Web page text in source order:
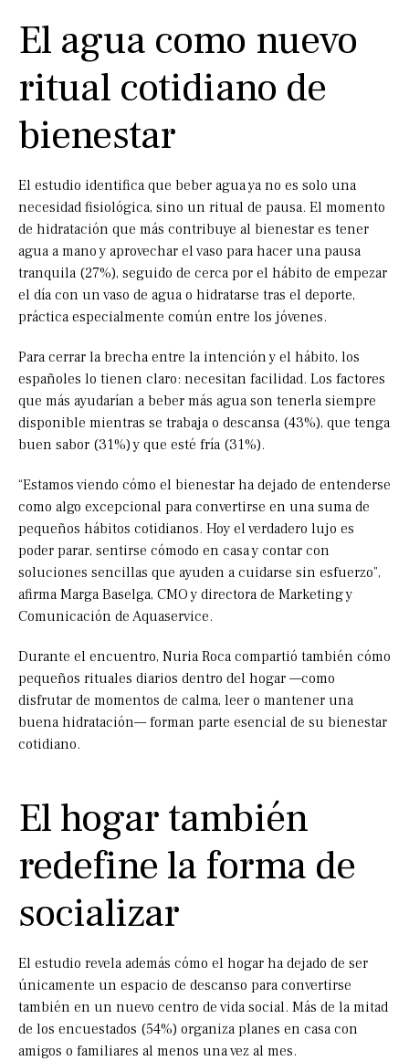
El agua como nuevo
ritual cotidiano de
bienestar
El estudio identifica que beber agua ya no es solo una
necesidad fisiológica, sino un ritual de pausa. El momento
de hidratación que más contribuye al bienestar es tener
agua a mano y aprovechar el vaso para hacer una pausa
tranquila (27%), seguido de cerca por el hábito de empezar
el día con un vaso de agua o hidratarse tras el deporte,
práctica especialmente común entre los jóvenes.
Para cerrar la brecha entre la intención y el hábito, los
españoles lo tienen claro: necesitan facilidad. Los factores
que más ayudarían a beber más agua son tenerla siempre
disponible mientras se trabaja o descansa (43%), que tenga
buen sabor (31%) y que esté fría (31%).
“Estamos viendo cómo el bienestar ha dejado de entenderse
como algo excepcional para convertirse en una suma de
pequeños hábitos cotidianos. Hoy el verdadero lujo es
poder parar, sentirse cómodo en casa y contar con
soluciones sencillas que ayuden a cuidarse sin esfuerzo”,
afirma Marga Baselga, CMO y directora de Marketing y
Comunicación de Aquaservice.
Durante el encuentro, Nuria Roca compartió también cómo
pequeños rituales diarios dentro del hogar —como
disfrutar de momentos de calma, leer o mantener una
buena hidratación— forman parte esencial de su bienestar
cotidiano.
El hogar también
redefine la forma de
socializar
El estudio revela además cómo el hogar ha dejado de ser
únicamente un espacio de descanso para convertirse
también en un nuevo centro de vida social. Más de la mitad
de los encuestados (54%) organiza planes en casa con
amigos o familiares al menos una vez al mes.